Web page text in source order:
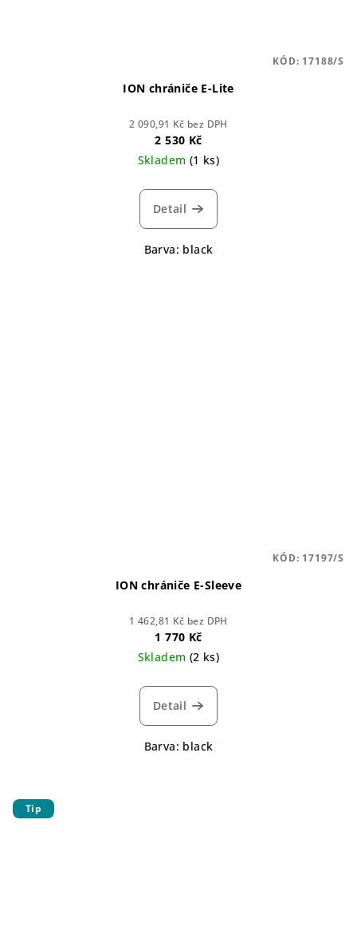
ION chrániče E-Lite
2 090,91 Kč bez DPH
2 530 Kč
Skladem (1 ks)
Detail
Barva: black
KÓD: 17188/S
ION chrániče E-Sleeve
1 462,81 Kč bez DPH
1 770 Kč
Skladem (2 ks)
Detail
Barva: black
KÓD: 17197/S
Tip